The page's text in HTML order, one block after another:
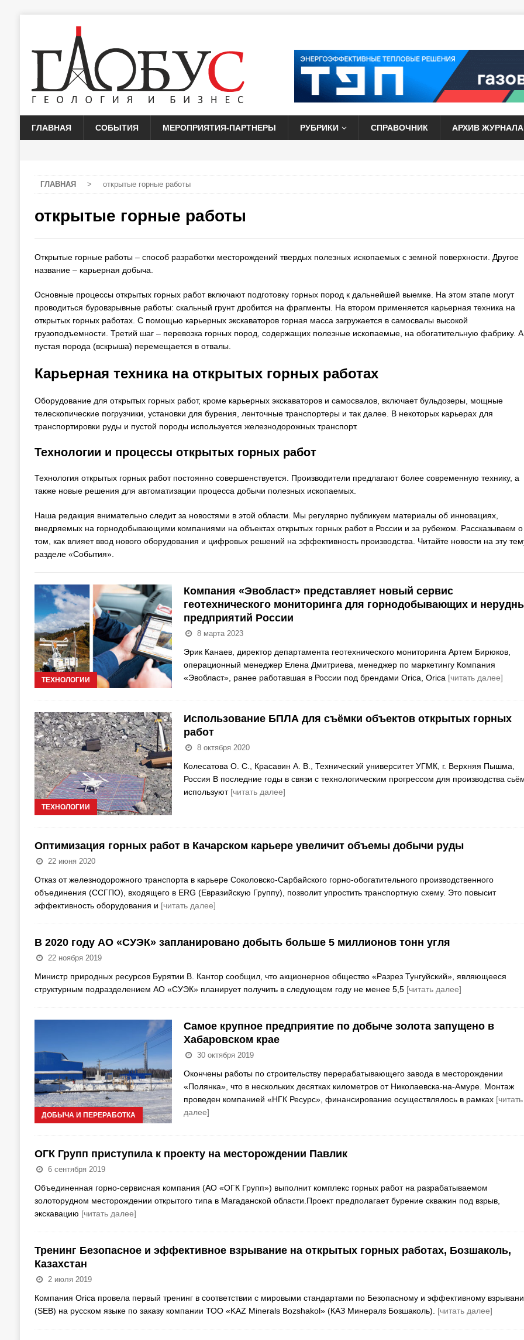
ГЛАВНАЯ СОБЫТИЯ МЕРОПРИЯТИЯ-ПАРТНЕРЫ РУБРИКИ СПРАВОЧНИК АРХИВ ЖУРНАЛА
ГЛАВНАЯ > открытые горные работы
открытые горные работы
Открытые горные работы – способ разработки месторождений твердых полезных ископаемых с земной поверхности. Другое
название – карьерная добыча.
Основные процессы открытых горных работ включают подготовку горных пород к дальнейшей выемке. На этом этапе могут
проводиться буровзрывные работы: скальный грунт дробится на фрагменты. На втором применяется карьерная техника на
открытых горных работах. С помощью карьерных экскаваторов горная масса загружается в самосвалы высокой
грузоподъемности. Третий шаг – перевозка горных пород, содержащих полезные ископаемые, на обогатительную фабрику. А
пустая порода (вскрыша) перемещается в отвалы.
Карьерная техника на открытых горных работах
Оборудование для открытых горных работ, кроме карьерных экскаваторов и самосвалов, включает бульдозеры, мощные
телескопические погрузчики, установки для бурения, ленточные транспортеры и так далее. В некоторых карьерах для
транспортировки руды и пустой породы используется железнодорожных транспорт.
Технологии и процессы открытых горных работ
Технология открытых горных работ постоянно совершенствуется. Производители предлагают более современную технику, а
также новые решения для автоматизации процесса добычи полезных ископаемых.
Наша редакция внимательно следит за новостями в этой области. Мы регулярно публикуем материалы об инновациях,
внедряемых на горнодобывающими компаниями на объектах открытых горных работ в России и за рубежом. Рассказываем о
том, как влияет ввод нового оборудования и цифровых решений на эффективность производства. Читайте новости на эту
разделе «События».
ТЕХНОЛОГИИ
Компания «Эвобласт» представляет новый сервис
геотехнического мониторинга для горнодобывающих и
предприятий России
8 марта 2023
Эрик Канаев, директор департамента геотехнического мониторинга Артем Бирюков,
операционный менеджер Елена Дмитриева, менеджер по маркетингу Компания
«Эвобласт», ранее работавшая в России под брендами Orica, Orica [читать далее]
ТЕХНОЛОГИИ
Использование БПЛА для съёмки объектов открытых горных
работ
8 октября 2020
Колесатова О. С., Красавин А. В., Технический университет УГМК, г. Верхняя Пышма,
Россия В последние годы в связи с технологическим прогрессом для производства
используют [читать далее]
Оптимизация горных работ в Качарском карьере увеличит объемы добычи руды
22 июня 2020
Отказ от железнодорожного транспорта в карьере Соколовско-Сарбайского горно-обогатительного производственного
объединения (ССГПО), входящего в ERG (Евразийскую Группу), позволит упростить транспортную схему. Это повысит
эффективность оборудования и [читать далее]
В 2020 году АО «СУЭК» запланировано добыть больше 5 миллионов тонн угля
22 ноября 2019
Министр природных ресурсов Бурятии В. Кантор сообщил, что акционерное общество «Разрез Тунгуйский», являющееся
структурным подразделением АО «СУЭК» планирует получить в следующем году не менее 5,5 [читать далее]
ДОБЫЧА И ПЕРЕРАБОТКА
Самое крупное предприятие по добыче золота запущено в
Хабаровском крае
30 октября 2019
Окончены работы по строительству перерабатывающего завода в месторождении
«Полянка», что в нескольких десятках километров от Николаевска-на-Амуре. Монтаж
проведен компанией «НГК Ресурс», финансирование осуществлялось в рамках [читать
далее]
ОГК Групп приступила к проекту на месторождении Павлик
6 сентября 2019
Объединенная горно-сервисная компания (АО «ОГК Групп») выполнит комплекс горных работ на разрабатываемом
золоторудном месторождении открытого типа в Магаданской области.Проект предполагает бурение скважин под взрыв,
экскавацию [читать далее]
Тренинг Безопасное и эффективное взрывание на открытых горных работах, Бозшаколь,
Казахстан
2 июля 2019
Компания Orica провела первый тренинг в соответствии с мировыми стандартами по Безопасному и эффективному
(SEB) на русском языке по заказу компании ТОО «KAZ Minerals Bozshakol» (КАЗ Минералз Бозшаколь). [читать далее]